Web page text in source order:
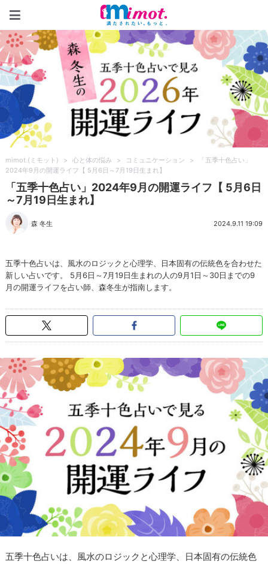
mimot.(ミモット) > 心と体の悩み > コミュニケーション >
「五季十色占い」
2024年9月の開運ライフ【 5月6日～7月19日生まれ】
「五季十色占い」2024年9月の開運ライフ【 5月6日
～7月19日生まれ】
森 冬生 2024.9.11 19:09
五季十色占いは、風水のロジックと心理学、日本固有の伝統色を合わせた
新しい占いです。 5月6日～7月19日生まれの人の9月1日～30日までの9
月の開運ライフを占い師、森冬生が指南します。
五季十色占いは、風水のロジックと心理学、日本固有の伝統色